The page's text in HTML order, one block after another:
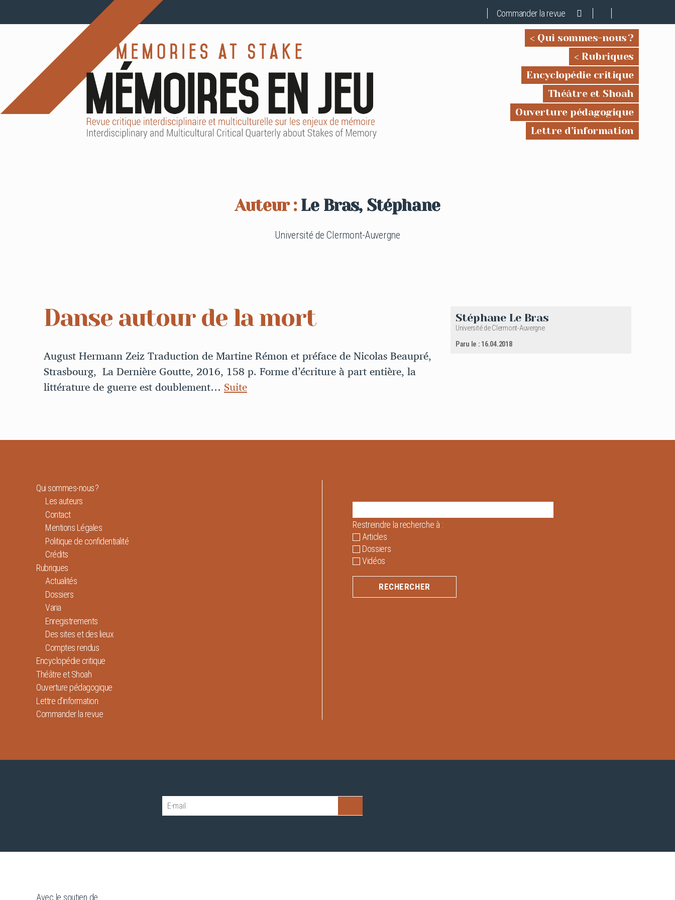
Commander la revue
Qui sommes-nous ?
Rubriques
Encyclopédie critique
Théâtre et Shoah
Ouverture pédagogique
Lettre d’information
Auteur : Le Bras, Stéphane
Université de Clermont-Auvergne
Danse autour de la mort
August Hermann Zeiz Traduction de Martine Rémon et préface de Nicolas Beaupré,
Strasbourg, La Dernière Goutte, 2016, 158 p. Forme d’écriture à part entière, la
littérature de guerre est doublement… Suite
Stéphane Le Bras
Université de Clermont-Auvergne
Paru le : 16.04.2018
Qui sommes-nous ?
Les auteurs
Contact
Mentions Légales
Politique de confidentialité
Crédits
Rubriques
Actualités
Dossiers
Varia
Enregistrements
Des sites et des lieux
Comptes rendus
Encyclopédie critique
Théâtre et Shoah
Ouverture pédagogique
Lettre d’information
Commander la revue
Restreindre la recherche à :
Articles
Dossiers
Vidéos
Avec le soutien de